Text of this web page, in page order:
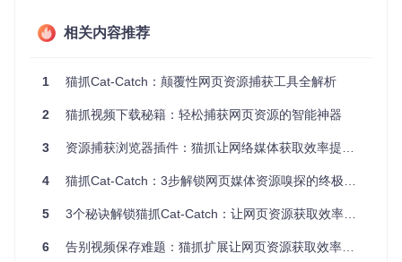
猫抓Cat-Catch以"技术民主化"为核心理念，将专业级媒体解析
别。通过深度分析网页加载流程，智能过滤并提取视频、音
式。
图：猫抓m3u8解析器专业界面，展示TS分片列表和下载控制
相关内容推荐
1 猫抓Cat-Catch：颠覆性网页资源捕获工具全解析
2 猫抓视频下载秘籍：轻松捕获网页资源的智能神器
3 资源捕获浏览器插件：猫抓让网络媒体获取效率提升300%的秘密
4 猫抓Cat-Catch：3步解锁网页媒体资源嗅探的终极指南
5 3个秘诀解锁猫抓Cat-Catch：让网页资源获取效率提升10倍
6 告别视频保存难题：猫抓扩展让网页资源获取效率提升300%